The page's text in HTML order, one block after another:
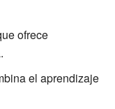
ofrece
el aprendizaje